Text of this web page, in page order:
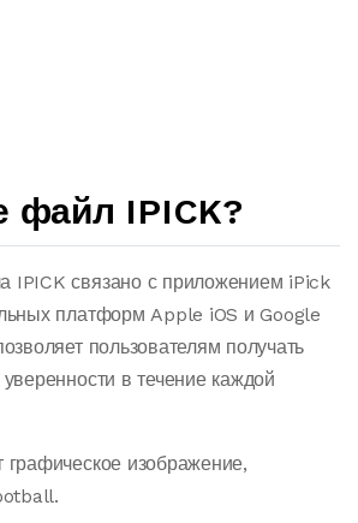
файл IPICK?
IPICK связано с приложением iPick
платформ Apple iOS и Google
пользователям получать
в течение каждой
изображение,